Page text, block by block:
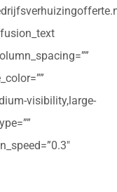
visibility,large-